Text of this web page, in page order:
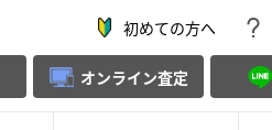
初めての方へ
オンライン査定